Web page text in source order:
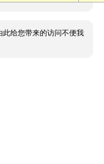
此给您带来的访问不便我